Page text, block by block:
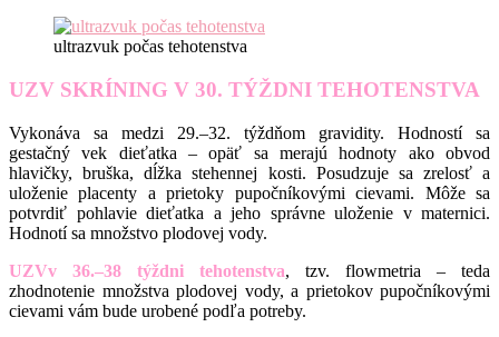
ultrazvuk počas tehotenstva
UZV SKRÍNING V 30. TÝŽDNI TEHOTENSTVA
Vykonáva sa medzi 29.–32. týždňom gravidity. Hodností sa
gestačný vek dieťatka – opäť sa merajú hodnoty ako obvod
hlavičky, bruška, dĺžka stehennej kosti. Posudzuje sa zrelosť a
uloženie placenty a prietoky pupočníkovými cievami. Môže sa
potvrdiť pohlavie dieťatka a jeho správne uloženie v maternici.
Hodnotí sa množstvo plodovej vody.
UZVv 36.–38 týždni tehotenstva, tzv. flowmetria – teda
zhodnotenie množstva plodovej vody, a prietokov pupočníkovými
cievami vám bude urobené podľa potreby.